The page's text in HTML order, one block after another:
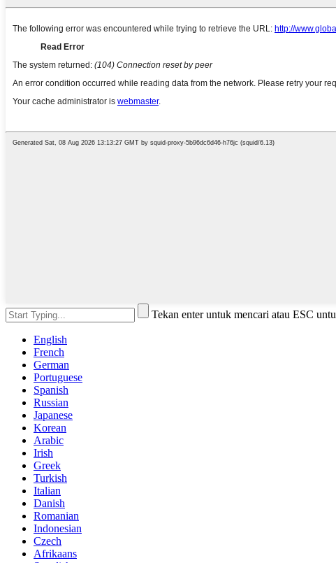
Tekan enter untuk mencari atau ESC
English
French
German
Portuguese
Spanish
Russian
Japanese
Korean
Arabic
Irish
Greek
Turkish
Italian
Danish
Romanian
Indonesian
Czech
Afrikaans